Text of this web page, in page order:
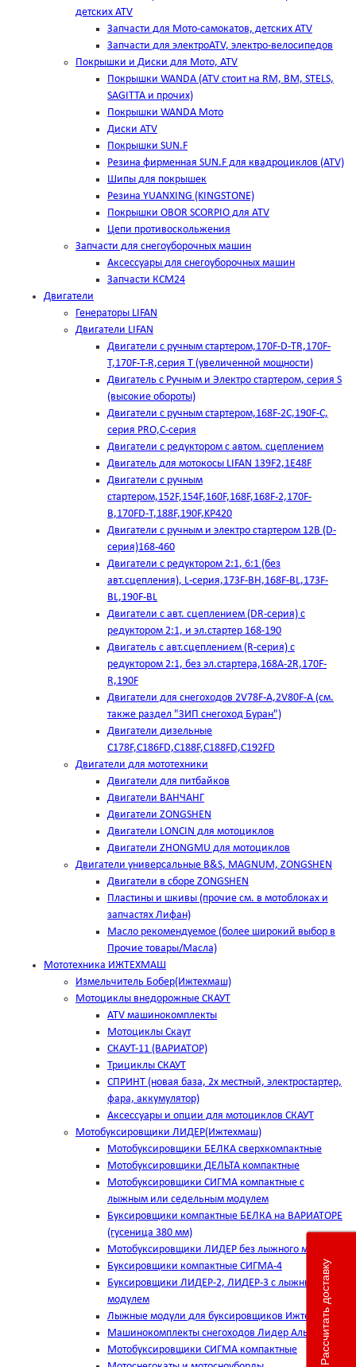
детских ATV
Запчасти для Мото-самокатов, детских ATV
Запчасти для электроATV, электро-велосипедов
Покрышки и Диски для Мото, ATV
Покрышки WANDA (АТV стоит на RM, BM, STELS,
SAGITTA и прочих)
Покрышки WANDA Мото
Диски ATV
Покрышки SUN.F
Резина фирменная SUN.F для квадроциклов (АТV)
Шипы для покрышек
Резина YUANXING (KINGSTONE)
Покрышки OBOR SCORPIO для ATV
Цепи противоскольжения
Запчасти для снегоуборочных машин
Аксессуары для снегоуборочных машин
Запчасти КСМ24
Двигатели
Генераторы LIFAN
Двигатели LIFAN
Двигатели с ручным стартером,170F-D-TR,170F-
T,170F-T-R,серия Т (увеличенной мощности)
Двигатель с Ручным и Электро стартером, серия S
(высокие обороты)
Двигатели с ручным стартером,168F-2C,190F-C,
серия PRO,C-серия
Двигатели с редуктором с автом. сцеплением
Двигатель для мотокосы LIFAN 139F2,1E48F
Двигатели с ручным
стартером,152F,154F,160F,168F,168F-2,170F-
B,170FD-T,188F,190F,KP420
Двигатели с ручным и электро стартером 12В (D-
серия)168-460
Двигатели с редуктором 2:1, 6:1 (без
авт.сцепления), L-серия,173F-BH,168F-BL,173F-
BL,190F-BL
Двигатели с авт. сцеплением (DR-серия) с
редуктором 2:1, и эл.стартер 168-190
Двигатель с авт.сцеплением (R-серия) с
редуктором 2:1, без эл.стартера,168А-2R,170F-
R,190F
Двигатели для снегоходов 2V78F-A,2V80F-A (см.
также раздел "ЗИП снегоход Буран")
Двигатели дизельные
C178F,С186FD,C188F,C188FD,C192FD
Двигатели для мототехники
Двигатели для питбайков
Двигатели ВАНЧАНГ
Двигатели ZONGSHEN
Двигатели LONCIN для мотоциклов
Двигатели ZHONGMU для мотоциклов
Двигатели универсальные B&S, MAGNUM, ZONGSHEN
Двигатели в сборе ZONGSHEN
Пластины и шкивы (прочие см. в мотоблоках и
запчастях Лифан)
Масло рекомендуемое (более широкий выбор в
Прочие товары/Масла)
Мототехника ИЖТЕХМАШ
Измельчитель Бобер(Ижтехмаш)
Мотоциклы внедорожные СКАУТ
ATV машинокомплекты
Мотоциклы Скаут
СКАУТ-11 (ВАРИАТОР)
Трициклы СКАУТ
СПРИНТ (новая база, 2х местный, электростартер,
фара, аккумулятор)
Аксессуары и опции для мотоциклов СКАУТ
Мотобуксировщики ЛИДЕР(Ижтехмаш)
Мотобуксировщики БЕЛКА сверхкомпактные
Мотобуксировщики ДЕЛЬТА компактные
Мотобуксировщики СИГМА компактные с
лыжным или седельным модулем
Буксировщики компактные БЕЛКА на ВАРИАТОРЕ
(гусеница 380 мм)
Мотобуксировщики ЛИДЕР без лыжного модуля
Буксировщики компактные СИГМА-4
Буксировщики ЛИДЕР-2, ЛИДЕР-3 c лыжным
модулем
Лыжные модули для буксировщиков Ижтехмаш
Машинокомплекты снегоходов Лидер Альфа
Мотобуксировщики СИГМА компактные
Рассчитать доставку